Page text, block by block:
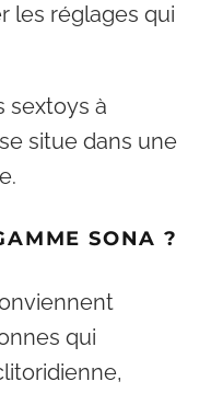
les réglages qui
sextoys à
situe dans une
SONA ?
qui